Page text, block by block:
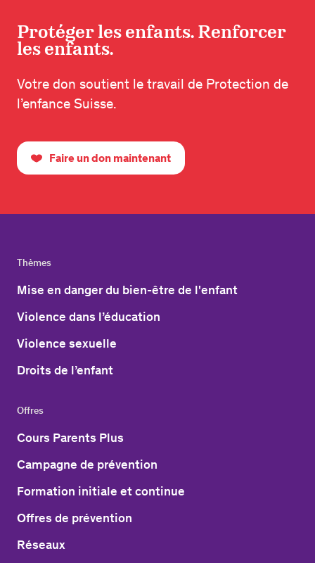
Protéger les enfants. Renforcer
les enfants.
Votre don soutient le travail de Protection de
l’enfance Suisse.
Faire un don maintenant
Thèmes
Mise en danger du bien-être de l'enfant
Violence dans l’éducation
Violence sexuelle
Droits de l’enfant
Offres
Cours Parents Plus
Campagne de prévention
Formation initiale et continue
Offres de prévention
Réseaux